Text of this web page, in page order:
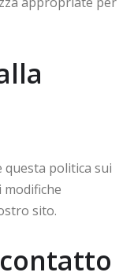
politica sui
sito.